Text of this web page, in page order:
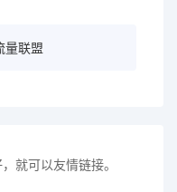
量联盟
就可以友情链接。